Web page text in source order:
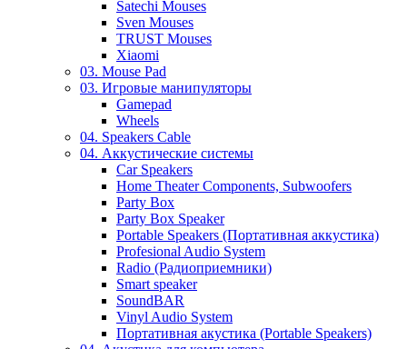
Satechi Mouses
Sven Mouses
TRUST Mouses
Xiaomi
03. Mouse Pad
03. Игровые манипуляторы
Gamepad
Wheels
04. Speakers Cable
04. Аккустические системы
Car Speakers
Home Theater Components, Subwoofers
Party Box
Party Box Speaker
Portable Speakers (Портативная аккустика)
Profesional Audio System
Radio (Радиоприемники)
Smart speaker
SoundBAR
Vinyl Audio System
Портативная акустика (Portable Speakers)